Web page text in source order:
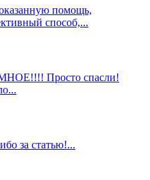
помощь,
способ,...
Просто спасли!
за статью!...